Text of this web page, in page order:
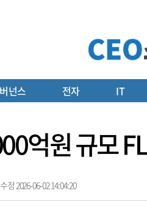
넌스 전자 IT
억원 규모
수정 2026-06-02 14:04:20